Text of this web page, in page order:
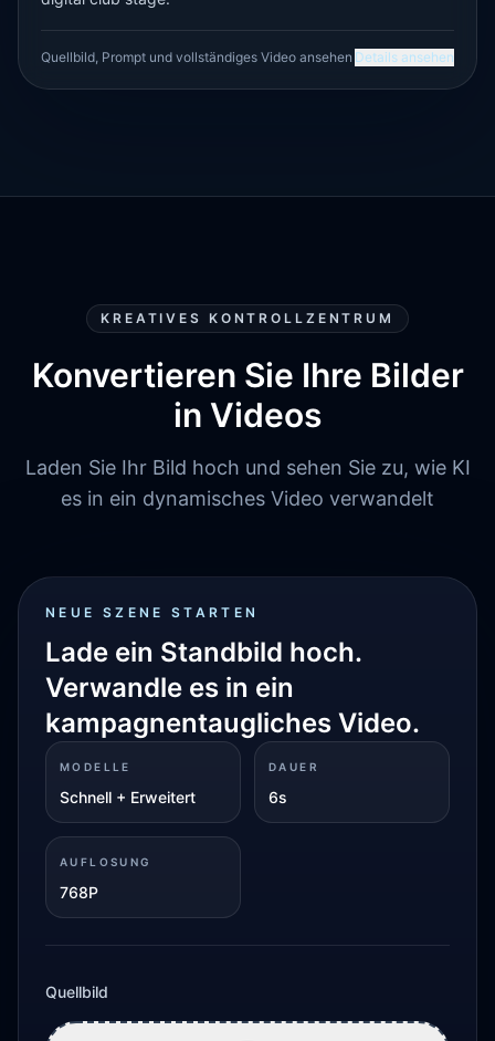
Quellbild, Prompt und vollständiges Video ansehen Details ansehen
KREATIVES KONTROLLZENTRUM
Konvertieren Sie Ihre Bilder
in Videos
Laden Sie Ihr Bild hoch und sehen Sie zu, wie KI
es in ein dynamisches Video verwandelt
NEUE SZENE STARTEN
Lade ein Standbild hoch.
Verwandle es in ein
kampagnentaugliches Video.
MODELLE
Schnell + Erweitert
DAUER
6s
AUFLOSUNG
768P
Quellbild